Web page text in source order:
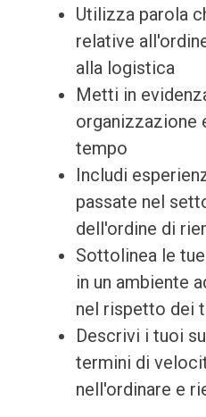
Utilizza parola
relative
alla logistica
Metti in
organizzazione
tempo
Includi
passate nel
dell'ordine di
Sottolinea le
in un ambiente
nel rispetto dei
Descrivi i tuoi
termini di
nell'ordinare e